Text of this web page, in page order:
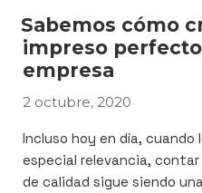
Sabemos cómo
impreso
empresa
PUBLICADO
2 octubre, 2020
Incluso hoy en día,
especial relevancia,
de calidad sigue siendo